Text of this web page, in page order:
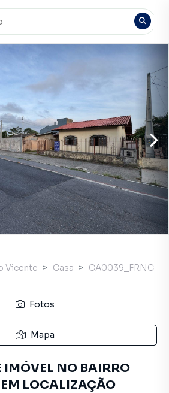
Vicente Casa CA0039_FRNC
Fotos
Mapa
IMÓVEL NO BAIRRO
LOCALIZAÇÃO